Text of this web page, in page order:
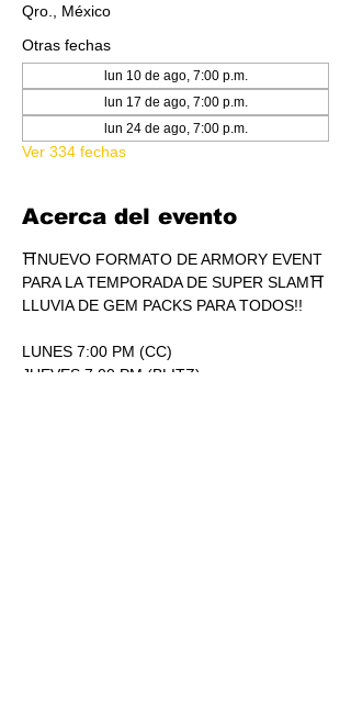
Qro., México
Otras fechas
lun 10 de ago, 7:00 p.m.
lun 17 de ago, 7:00 p.m.
lun 24 de ago, 7:00 p.m.
Ver 334 fechas
Acerca del evento
⛩NUEVO FORMATO DE ARMORY EVENT
PARA LA TEMPORADA DE SUPER SLAM⛩
LLUVIA DE GEM PACKS PARA TODOS!!
LUNES 7:00 PM (CC)
JUEVES 7:00 PM (BLITZ)